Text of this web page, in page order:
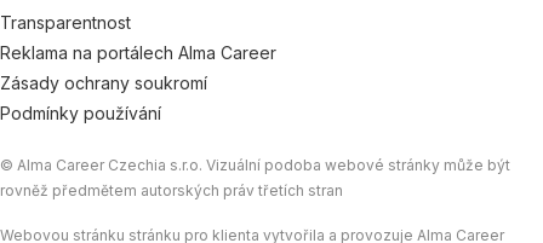
Transparentnost
Reklama na portálech Alma Career
Zásady ochrany soukromí
Podmínky používání
© Alma Career Czechia s.r.o. Vizuální podoba webové stránky může být
rovněž předmětem autorských práv třetích stran
Webovou stránku stránku pro klienta vytvořila a provozuje Alma Career